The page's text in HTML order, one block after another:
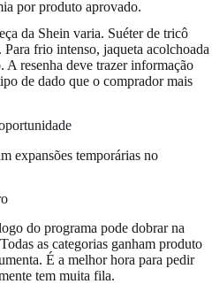
por produto aprovado.
da Shein varia. Suéter de tricô
frio intenso, jaqueta acolchoada
resenha deve trazer informação
de dado que o comprador mais
expansões temporárias no
do programa pode dobrar na
as categorias ganham produto
É a melhor hora para pedir
tem muita fila.